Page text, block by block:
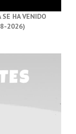
SE HA VENIDO
2026)